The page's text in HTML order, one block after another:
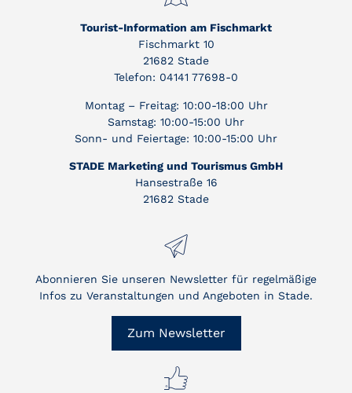
Tourist-Information am Fischmarkt
Fischmarkt 10
21682 Stade
Telefon: 04141 77698-0
Montag – Freitag: 10:00-18:00 Uhr
Samstag: 10:00-15:00 Uhr
Sonn- und Feiertage: 10:00-15:00 Uhr
STADE Marketing und Tourismus GmbH
Hansestraße 16
21682 Stade
Abonnieren Sie unseren Newsletter für regelmäßige
Infos zu Veranstaltungen und Angeboten in Stade.
Zum Newsletter